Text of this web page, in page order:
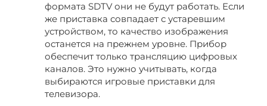
формата SDTV они не будут работать. Если
же приставка совпадает с устаревшим
устройством, то качество изображения
останется на прежнем уровне. Прибор
обеспечит только трансляцию цифровых
каналов. Это нужно учитывать, когда
выбираются игровые приставки для
телевизора.